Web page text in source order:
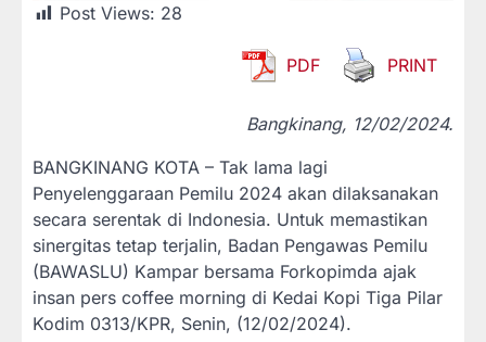
Post Views: 28
PDF PRINT
Bangkinang, 12/02/2024.
BANGKINANG KOTA – Tak lama lagi
Penyelenggaraan Pemilu 2024 akan dilaksanakan
secara serentak di Indonesia. Untuk memastikan
sinergitas tetap terjalin, Badan Pengawas Pemilu
(BAWASLU) Kampar bersama Forkopimda ajak
insan pers coffee morning di Kedai Kopi Tiga Pilar
Kodim 0313/KPR, Senin, (12/02/2024).